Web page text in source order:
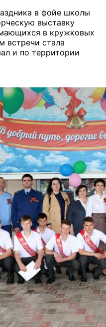
в фойе школы
выставку
в кружковых
встречи стала
и по территории